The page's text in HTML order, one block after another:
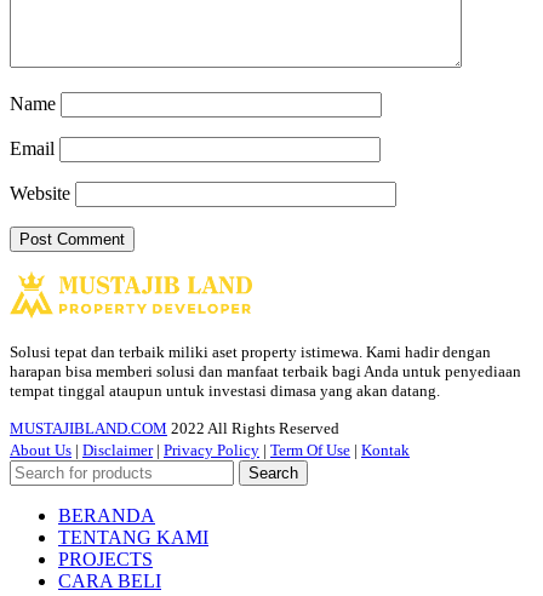
Name
Email
Website
Solusi tepat dan terbaik miliki aset property istimewa. Kami hadir dengan
harapan bisa memberi solusi dan manfaat terbaik bagi Anda untuk penyediaan
tempat tinggal ataupun untuk investasi dimasa yang akan datang.
MUSTAJIBLAND.COM 2022 All Rights Reserved
About Us | Disclaimer| Privacy Policy | Term Of Use | Kontak
Search
BERANDA
TENTANG KAMI
PROJECTS
CARA BELI